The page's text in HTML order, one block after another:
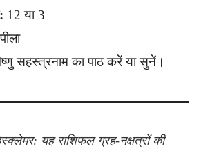
12 या 3
पीला
सहस्त्रनाम का पाठ करें या सुनें।
यह राशिफल ग्रह-नक्षत्रों की